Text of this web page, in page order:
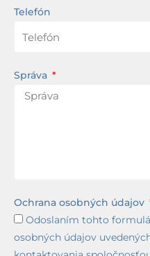
Telefón
Správa
Ochrana osobných údajov
Odoslaním tohto
osobných údajov